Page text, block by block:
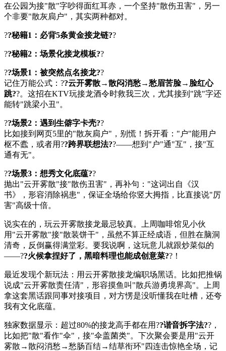
在公园为接"散"字吵得面红耳赤，一个坚持"散伤丑害"，另一
个非要"散灰扃户"，其实两种都对。
??秘籍1：必背5条黄金接龙链??
??秘籍2：场景化接龙模板??
??场景1：被突然点名接龙??
记住万能公式：??云开雾散→散闷消愁→愁眉苦脸→脸红心
跳??。这招在KTV玩接龙酒令时救我三次，尤其接到"跳"字还
能转"跳梁小丑"。
??场景2：遇到生僻字卡壳??
比如接到网页5里的"散灰扃户"，别慌！拆开看："户"能用户
枢不蠹，或者用??跨界联想法??——想到"户"通"互"，接"互
通有无"。
??场景3：想秀文化底蕴??
抛出"云开雾散"接"散伤丑害"，再补句："这词出自《汉
书》，形容消除祸患"，保证全场给你竖大拇指，比直接说"厉
害"高级十倍。
说实在的，玩云开雾散接龙最忌较真。上周咖啡馆见小伙
用"云开雾散"接"散装饼干"，虽然不算正经成语，但胜在脑洞
清奇，反倒赢得满堂彩。要我说啊，这玩意儿就跟炒菜似的
——??火候拿捏好了，黑暗料理也能成创意菜??！
最近发现个新玩法：用云开雾散接龙编职场黑话。比如把推锅
说成"云开雾散责任清"，形容摸鱼叫"散兵游勇境界高"。上周
拿这套黑话跟同事对接项目，对方愣是没听懂我在吐槽，还夸
我有文化底蕴。
独家数据显示：超过80%的接龙高手都在用??谐音拆字法??，
比如把"散"看作"伞"，接"伞盖菌类"。下次聚会要是用"云开
雾散→散闷消愁→愁肠百结→结草衔环"四连击惊艳全场，记